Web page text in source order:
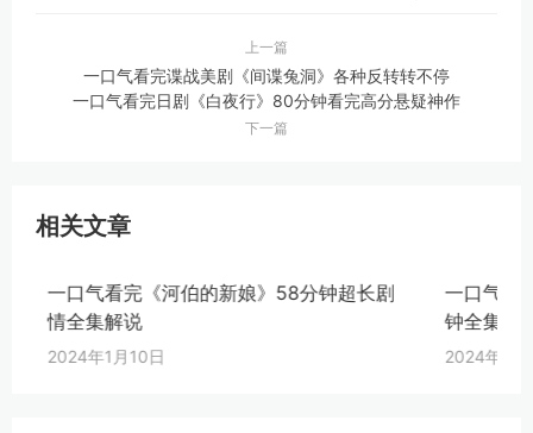
上一篇
一口气看完谍战美剧《间谍兔洞》各种反转转不停
下一篇
一口气看完日剧《白夜行》80分钟看完高分悬疑神作
相关文章
一口气看完《河伯的新娘》58分钟超长剧
情全集解说
2024年1月10日
一口气看
钟全集解说
2024年1月